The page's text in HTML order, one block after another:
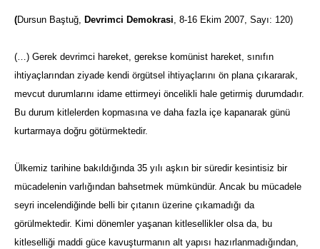
(Dursun Baştuğ, Devrimci Demokrasi, 8-16 Ekim 2007, Sayı: 120)
(…) Gerek devrimci hareket, gerekse komünist hareket, sınıfın
ihtiyaçlarından ziyade kendi örgütsel ihtiyaçlarını ön plana çıkararak,
mevcut durumlarını idame ettirmeyi öncelikli hale getirmiş durumdadır.
Bu durum kitlelerden kopmasına ve daha fazla içe kapanarak günü
kurtarmaya doğru götürmektedir.
Ülkemiz tarihine bakıldığında 35 yılı aşkın bir süredir kesintisiz bir
mücadelenin varlığından bahsetmek mümkündür. Ancak bu mücadele
seyri incelendiğinde belli bir çıtanın üzerine çıkamadığı da
görülmektedir. Kimi dönemler yaşanan kitlesellikler olsa da, bu
kitleselliği maddi güce kavuşturmanın alt yapısı hazırlanmadığından,